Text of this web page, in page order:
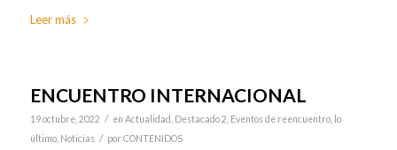
Leer más
ENCUENTRO INTERNACIONAL
19 octubre, 2022 / en Actualidad Destacado 2 Eventos de reencuentro, lo
último, Noticias / por CONTENIDOS